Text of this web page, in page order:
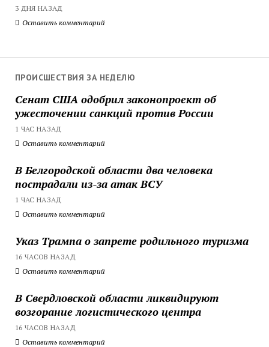
3 ДНЯ НАЗАД
Оставить комментарий
ПРОИСШЕСТВИЯ ЗА НЕДЕЛЮ
Сенат США одобрил законопроект об
ужесточении санкций против России
1 ЧАС НАЗАД
Оставить комментарий
В Белгородской области два человека
пострадали из-за атак ВСУ
1 ЧАС НАЗАД
Оставить комментарий
Указ Трампа о запрете родильного туризма
16 ЧАСОВ НАЗАД
Оставить комментарий
В Свердловской области ликвидируют
возгорание логистического центра
16 ЧАСОВ НАЗАД
Оставить комментарий